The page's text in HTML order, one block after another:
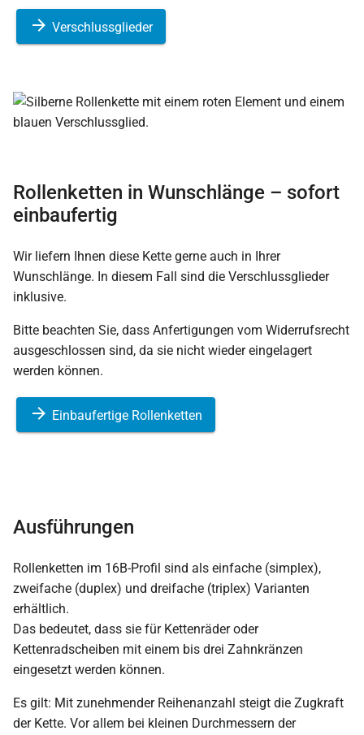
Verschlussglieder
Rollenketten in Wunschlänge – sofort
einbaufertig
Wir liefern Ihnen diese Kette gerne auch in Ihrer
Wunschlänge. In diesem Fall sind die Verschlussglieder
inklusive.
Bitte beachten Sie, dass Anfertigungen vom Widerrufsrecht
ausgeschlossen sind, da sie nicht wieder eingelagert
werden können.
Einbaufertige Rollenketten
Ausführungen
Rollenketten im 16B-Profil sind als einfache (simplex),
zweifache (duplex) und dreifache (triplex) Varianten
erhältlich.
Das bedeutet, dass sie für Kettenräder oder
Kettenradscheiben mit einem bis drei Zahnkränzen
eingesetzt werden können.
Es gilt: Mit zunehmender Reihenanzahl steigt die Zugkraft
der Kette. Vor allem bei kleinen Durchmessern der